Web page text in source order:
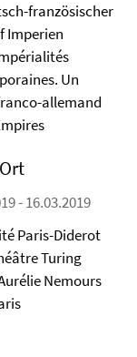
französischer
Imperien
Un
allemand
- 16.03.2019
Paris-Diderot
Turing
Nemours